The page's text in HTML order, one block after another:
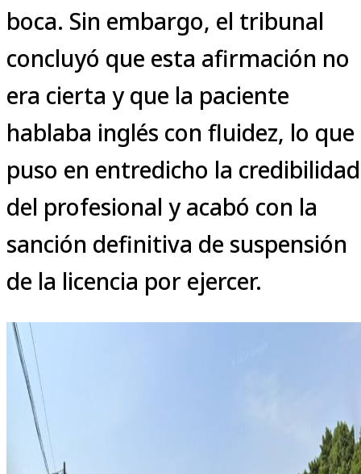
boca. Sin embargo, el tribunal
concluyó que esta afirmación no
era cierta y que la paciente
hablaba inglés con fluidez, lo que
puso en entredicho la credibilidad
del profesional y acabó con la
sanción definitiva de suspensión
de la licencia por ejercer.